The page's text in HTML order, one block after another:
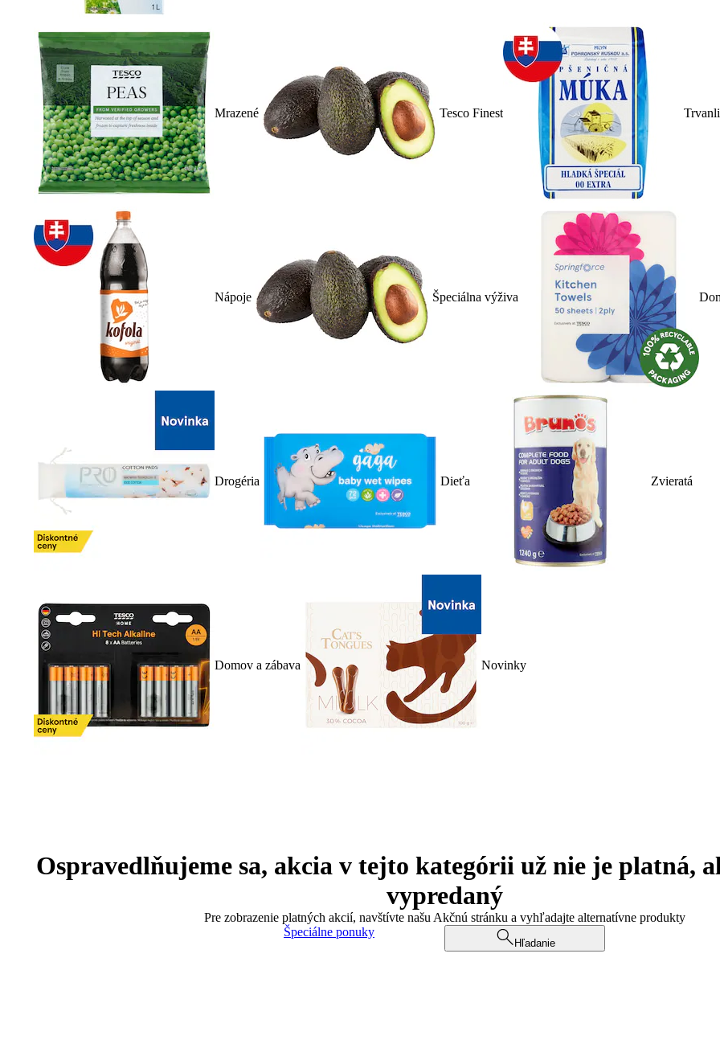
Mrazené Tesco Finest
Nápoje Špeciálna výživa
Drogéria Dieťa Zvieratá
Domov a zábava Novinky
Ospravedlňujeme sa, akcia v tejto kategórii už nie je platná,
vypredaný
Pre zobrazenie platných akcií, navštívte našu Akčnú stránku a vyhľadajte alternatívne produkty
Špeciálne ponuky
Hľadanie